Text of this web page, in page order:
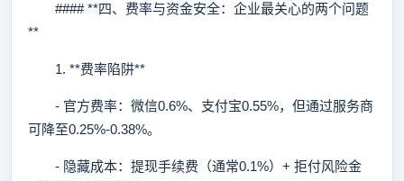
#### **四、费率与资金安全：企业最关心的两个问题
**
1. **费率陷阱**
- 官方费率：微信0.6%、支付宝0.55%，但通过服务商
可降至0.25%-0.38%。
- 隐藏成本：提现手续费（通常0.1%）+ 拒付风险金